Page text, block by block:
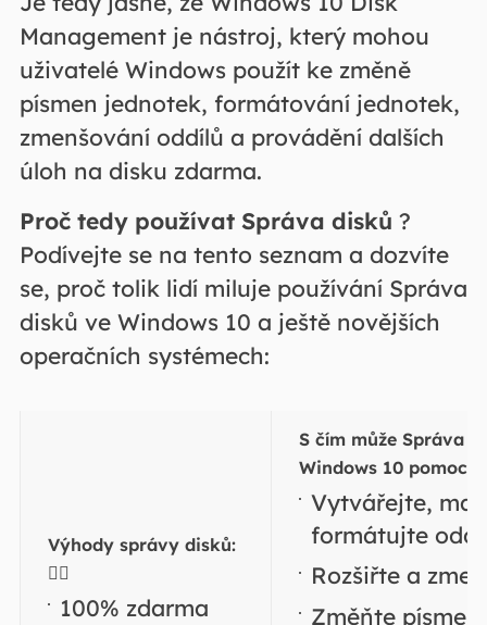
Management je nástroj, který mohou
uživatelé Windows použít ke změně
písmen jednotek, formátování jednotek,
zmenšování oddílů a provádění dalších
úloh na disku zdarma.
Proč tedy používat Správa disků ?
Podívejte se na tento seznam a dozvíte
se, proč tolik lidí miluje používání Správa
disků ve Windows 10 a ještě novějších
operačních systémech:
Výhody správy disků:
👍🏻
100% zdarma
S čím může Správa
Windows 10 pomoci
Vytvářejte,
formátujte
Rozšiřte a
Změňte